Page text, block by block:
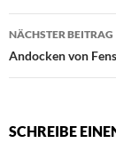
NÄCHSTER BEITRAG
Andocken von
SCHREIBE